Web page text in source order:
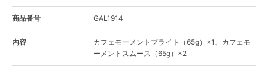
商品番号 GAL1914
内容
カフェモーメントブライト（65g）×1、カフェモ
ーメントスムース（65g）×2